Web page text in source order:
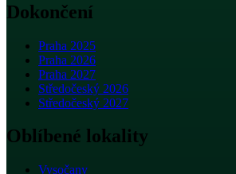
Dokončení
Praha 2025
Praha 2026
Praha 2027
Středočeský 2026
Středočeský 2027
Oblíbené lokality
Vysočany